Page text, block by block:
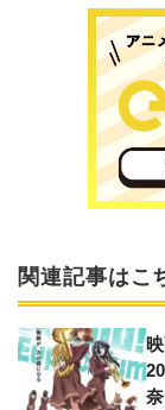
関連記事はこ